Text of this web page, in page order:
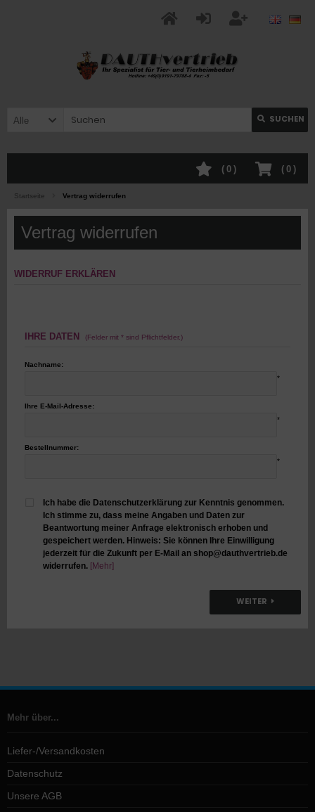
Alle SUCHEN
( 0 )
( 0 )
Startseite Vertrag widerrufen
Vertrag widerrufen
WIDERRUF ERKLÄREN
IHRE DATEN (Felder mit * sind Pflichtfelder.)
Nachname:
*
Ihre E-Mail-Adresse:
*
Bestellnummer:
*
Ich habe die Datenschutzerklärung zur Kenntnis genommen.
Ich stimme zu, dass meine Angaben und Daten zur
Beantwortung meiner Anfrage elektronisch erhoben und
gespeichert werden. Hinweis: Sie können Ihre Einwilligung
jederzeit für die Zukunft per E-Mail an shop@dauthvertrieb.de
widerrufen. [Mehr]
WEITER
Mehr über...
Liefer-/Versandkosten
Datenschutz
Unsere AGB